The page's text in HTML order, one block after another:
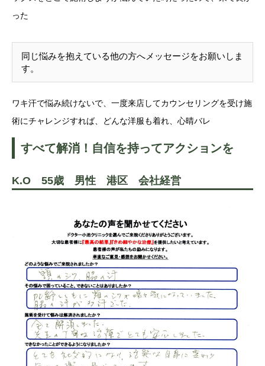
った
同じ悩みを抱えている他の方へメッセージをお願いしま
す。
ワキ汗で悩み続けないで、一度来店してカウンセリングを受け施
術にチャレンジすれば、どんな洋服も着れ、心晴バレ
すべて解消！自信を持ってアクションを
K.O 55歳 男性 港区 会社経営